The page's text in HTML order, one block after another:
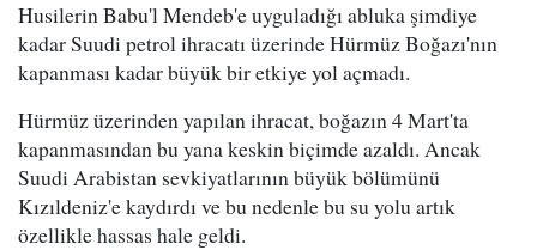
Husilerin Babu'l Mendeb'e uyguladığı abluka şimdiye
kadar Suudi petrol ihracatı üzerinde Hürmüz Boğazı'nın
kapanması kadar büyük bir etkiye yol açmadı.
Hürmüz üzerinden yapılan ihracat, boğazın 4 Mart'ta
kapanmasından bu yana keskin biçimde azaldı. Ancak
Suudi Arabistan sevkiyatlarının büyük bölümünü
Kızıldeniz'e kaydırdı ve bu nedenle bu su yolu artık
özellikle hassas hale geldi.